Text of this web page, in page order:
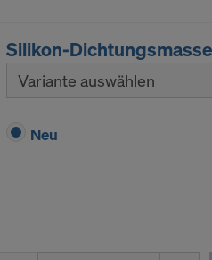
Silikon-
Variante auswählen
Neu